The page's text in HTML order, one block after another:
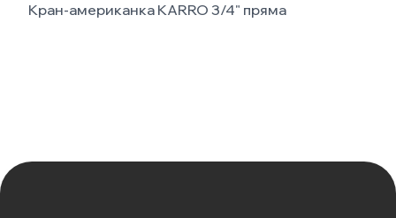
Кран-американка KARRO 3/4" пряма